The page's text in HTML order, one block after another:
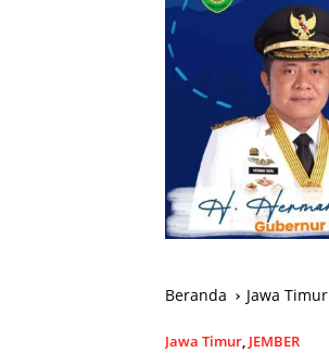
Beranda Jawa Timur
Jawa Timur, JEMBER